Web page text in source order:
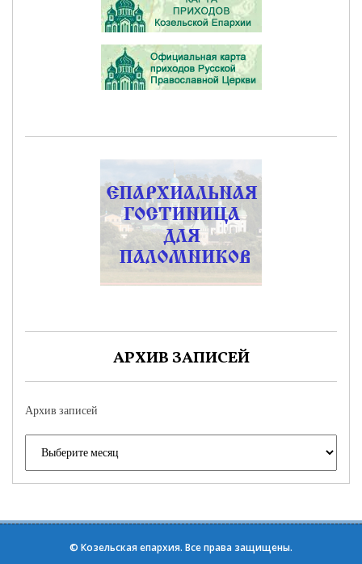
АРХИВ ЗАПИСЕЙ
Архив записей
© Козельская епархия. Все права защищены.